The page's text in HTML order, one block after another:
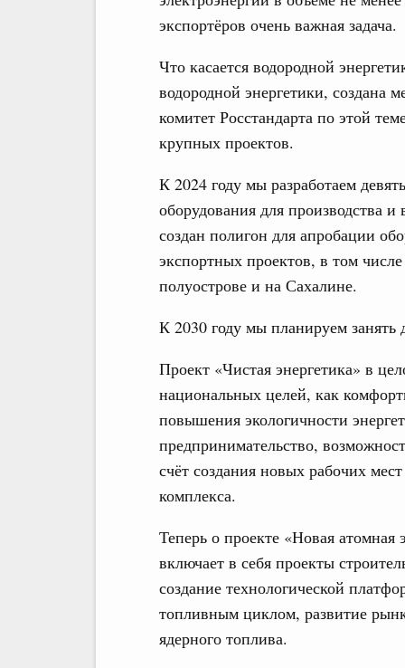
экспортёров очень важная задача.
Что касается водородной
водородной энергетики, создана
комитет Росстандарта по этой
крупных проектов.
К 2024 году мы разработаем
оборудования для производства
создан полигон для апробации
экспортных проектов, в том
полуострове и на Сахалине.
К 2030 году мы планируем занять
Проект «Чистая энергетика» в
национальных целей, как
повышения экологичности
предпринимательство,
счёт создания новых рабочих
комплекса.
Теперь о проекте «Новая атомная
включает в себя проекты
создание технологической
топливным циклом, развитие
ядерного топлива.